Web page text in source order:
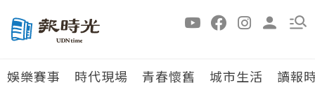
娛樂賽事 時代現場 青春懷舊 城市生活 讀報